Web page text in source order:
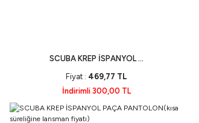
SCUBA KREP İSPANYOL ...
Fiyat : 469,77 TL
İndirimli 300,00 TL